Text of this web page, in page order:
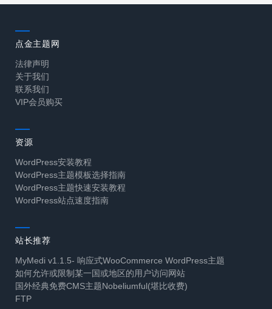
点金主题网
法律声明
关于我们
联系我们
VIP会员购买
资源
WordPress安装教程
WordPress主题模板选择指南
WordPress主题快速安装教程
WordPress站点速度指南
站长推荐
MyMedi v1.1.5- 响应式WooCommerce WordPress主题
如何允许或限制某一国或地区的用户访问网站
国外经典免费CMS主题Nobeliumful(堪比收费)
FTP